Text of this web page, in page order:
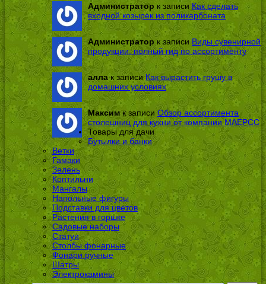
Администраторк записи Как сделать
входной козырек из поликарбоната
Администраторк записи Виды сувенирной
продукции: полный гид по ассортименту
аллак записиКак вырастить грушу в
домашних условиях
Максимк записи Обзор ассортимента
столешниц для кухни от компании МАЕРСС
Товары для дачи
Бутылки и банки
Ветки
Гамаки
Зелень
Коптильни
Мангалы
Напольные фигуры
Подставки для цветов
Растения в горшке
Садовые наборы
Статуи
Столбы фонарные
Фонари ручные
Шатры
Электрокамины